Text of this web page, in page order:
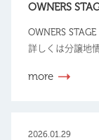
OWNERS
OWNERS
詳しくは分譲地
more
2026.01.29